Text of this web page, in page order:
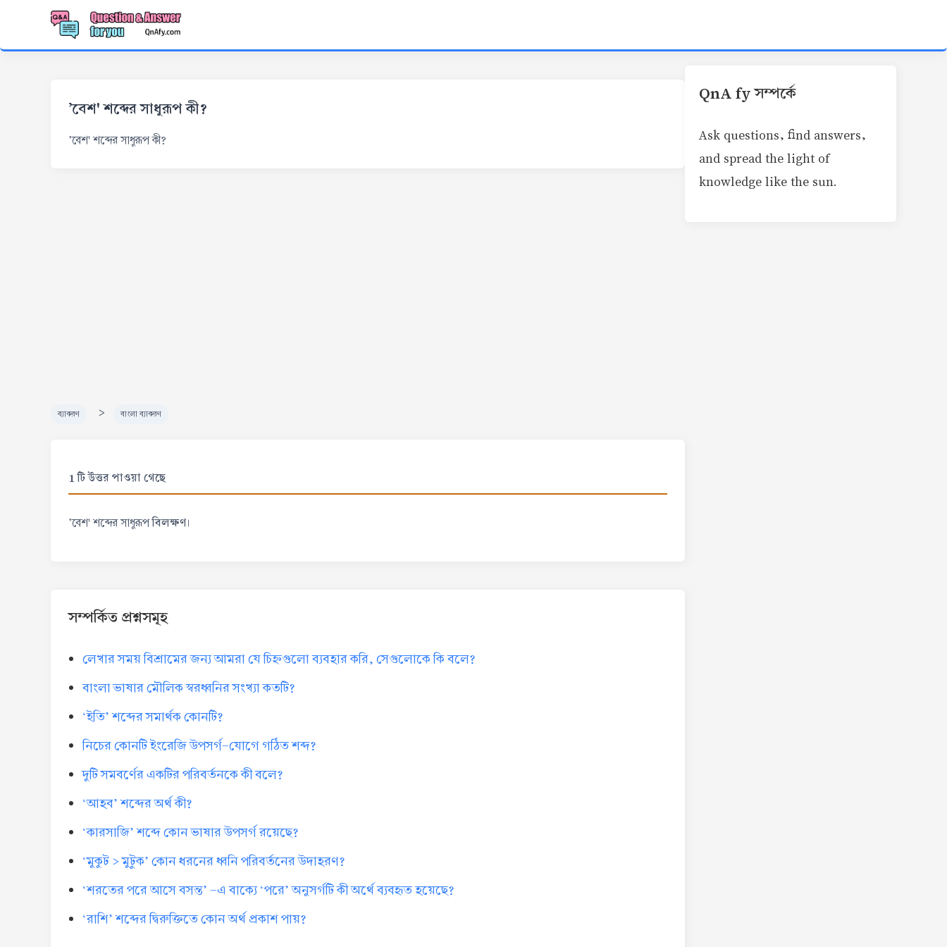
'বেশ' শব্দের সাধুরূপ কী?
'বেশ' শব্দের সাধুরূপ কী?
ব্যাকরণ > বাংলা ব্যাকরণ
1 টি উত্তর পাওয়া গেছে
'বেশ' শব্দের সাধুরূপবিলক্ষণ।
সম্পর্কিত প্রশ্নসমূহ
লেখার সময় বিশ্রামের জন্য আমরা যে চিহ্নগুলো ব্যবহার করি, সেগুলোকে কি বলে?
বাংলা ভাষার মৌলিক স্বরধ্বনির সংখ্যা কতটি?
‘ইতি’ শব্দের সমার্থক কোনটি?
নিচের কোনটি ইংরেজি উপসর্গ-যোগে গঠিত শব্দ?
দুটি সমবর্ণের একটির পরিবর্তনকে কী বলে?
‘আহব’ শব্দের অর্থ কী?
‘কারসাজি’ শব্দে কোন ভাষার উপসর্গ রয়েছে?
‘মুকুট > মুটুক’ কোন ধরনের ধ্বনি পরিবর্তনের উদাহরণ?
‘শরতের পরে আসে বসন্ত’ -এ বাক্যে ‘পরে’ অনুসর্গটি কী অর্থে ব্যবহৃত হয়েছে?
‘রাশি’ শব্দের দ্বিরুক্তিতে কোন অর্থ প্রকাশ পায়?
QnA fy সম্পর্কে
Ask questions, find answers,
and spread the light of
knowledge like the sun.